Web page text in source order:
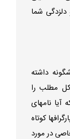
شما
داشته
مطلب را
آیا نامهای
کوتاه
در مورد